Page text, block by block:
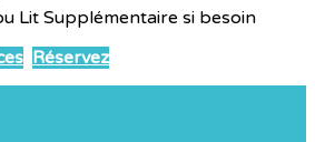
Lit Supplémentaire si besoin
Réservez